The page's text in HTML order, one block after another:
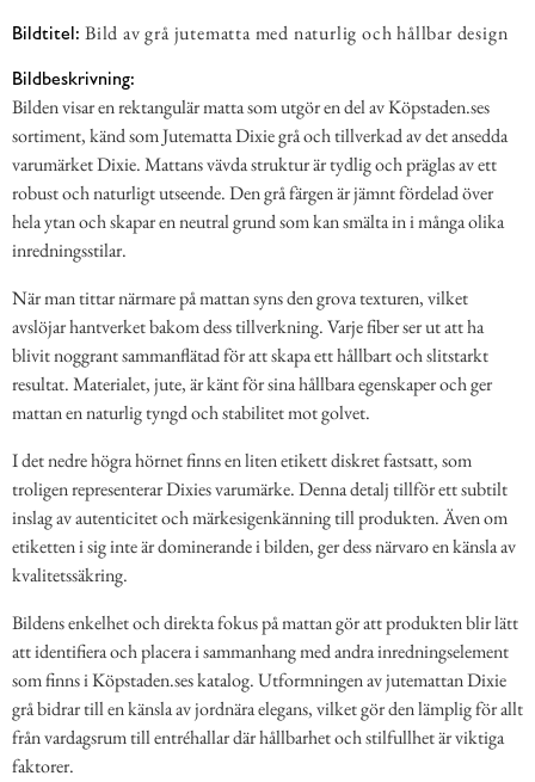
Bildtitel: Bild av grå jutematta med naturlig och hållbar design
Bildbeskrivning:
Bilden visar en rektangulär matta som utgör en del av Köpstaden.ses
sortiment, känd som Jutematta Dixie grå och tillverkad av det ansedda
varumärket Dixie. Mattans vävda struktur är tydlig och präglas av ett
robust och naturligt utseende. Den grå färgen är jämnt fördelad över
hela ytan och skapar en neutral grund som kan smälta in i många olika
inredningsstilar.
När man tittar närmare på mattan syns den grova texturen, vilket
avslöjar hantverket bakom dess tillverkning. Varje fiber ser ut att ha
blivit noggrant sammanflätad för att skapa ett hållbart och slitstarkt
resultat. Materialet, jute, är känt för sina hållbara egenskaper och ger
mattan en naturlig tyngd och stabilitet mot golvet.
I det nedre högra hörnet finns en liten etikett diskret fastsatt, som
troligen representerar Dixies varumärke. Denna detalj tillför ett subtilt
inslag av autenticitet och märkesigenkänning till produkten. Även om
etiketten i sig inte är dominerande i bilden, ger dess närvaro en känsla av
kvalitetssäkring.
Bildens enkelhet och direkta fokus på mattan gör att produkten blir lätt
att identifiera och placera i sammanhang med andra inredningselement
som finns i Köpstaden.ses katalog. Utformningen av jutemattan Dixie
grå bidrar till en känsla av jordnära elegans, vilket gör den lämplig för allt
från vardagsrum till entréhallar där hållbarhet och stilfullhet är viktiga
faktorer.